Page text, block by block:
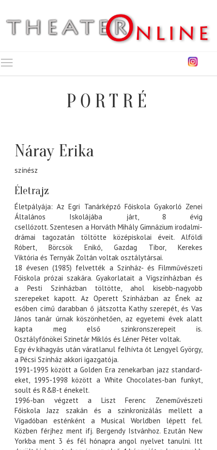
PORTRÉ
Náray Erika
színész
Életrajz
Életpályája: Az Egri Tanárképző Főiskola Gyakorló Zenei
Általános Iskolájába járt, 8 évig
csellózott.Szentesen aHorváth Mihály Gimnázium irodalmi-
drámai tagozatán töltötte középiskolai éveit. Alföldi
Róbert, Börcsök Enikő, Gazdag Tibor,Kerekes
Viktória és Ternyák Zoltán voltak osztálytársai.
18 évesen (1985) felvették a Színház- és Filmművészeti
Főiskola prózai szakára. Gyakorlatait a Vígszínházban és
a Pesti Színházban töltötte, ahol kisebb-nagyobb
szerepeket kapott. Az Operett Színházban azÉnek az
esőben című darabban ő játszotta Kathy szerepét, és Vas
János tanár úrnak köszönhetően, az egyetemi évek alatt
kapta meg első szinkronszerepeit is.
Osztályfőnökei Szinetár Miklós és Léner Péter voltak.
Egy év kihagyás után váratlanul felhívta őt Lengyel György,
a Pécsi Színház akkori igazgatója.
1991-1995 között a Golden Era zenekarban jazz standard-
eket, 1995-1998 között a White Chocolates-ban funkyt,
soult és R&B-t énekelt.
1996-ban végzett a Liszt Ferenc Zeneművészeti
Főiskola Jazz szakán és a szinkronizálás mellett a
Vígadóban esténként a Musical Worldben lépett fel.
Közben férjhez ment ifj. Bergendy Istvánhoz. Ezután New
Yorkba ment 3 és fél hónapra angol nyelvet tanulni. Itt